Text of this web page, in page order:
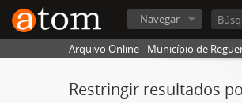
Navegar
Arquivo Online - Município de
Restringir resultados